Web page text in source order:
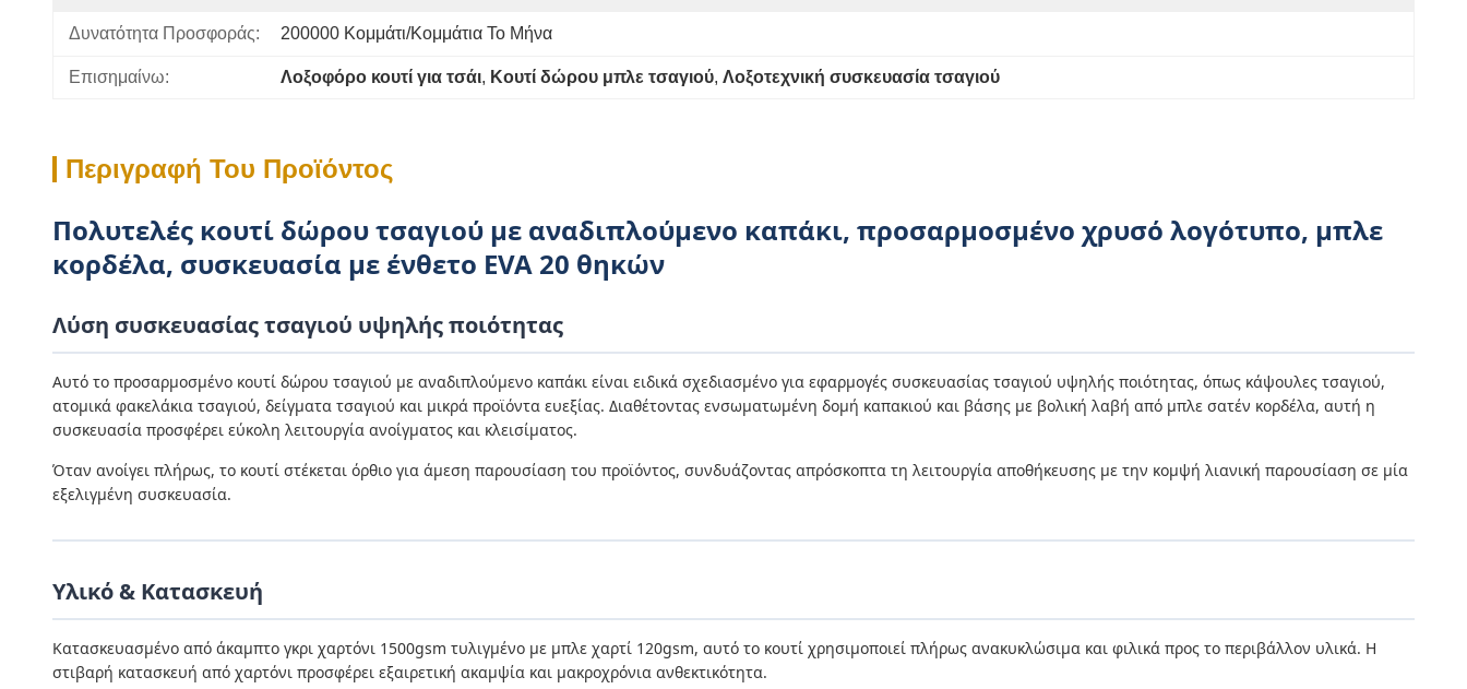
Δυνατότητα Προσφοράς: 200000 Κομμάτι/κομμάτια Το Μήνα
Επισημαίνω: Λοξοφόρο κουτί για τσάι, Κουτί δώρου μπλε τσαγιού, Λοξοτεχνική συσκευασία τσαγιού
Περιγραφή Του Προϊόντος
Πολυτελές κουτί δώρου τσαγιού με αναδιπλούμενο καπάκι, προσαρμοσμένο χρυσό λογότυπο, μπλε
κορδέλα, συσκευασία με ένθετο EVA 20 θηκών
Λύση συσκευασίας τσαγιού υψηλής ποιότητας
Αυτό το προσαρμοσμένο κουτί δώρου τσαγιού με αναδιπλούμενο καπάκι είναι ειδικά σχεδιασμένο για εφαρμογές συσκευασίας τσαγιού υψηλής ποιότητας, όπως κάψουλες τσαγιού,
ατομικά φακελάκια τσαγιού, δείγματα τσαγιού και μικρά προϊόντα ευεξίας. Διαθέτοντας ενσωματωμένη δομή καπακιού και βάσης με βολική λαβή από μπλε σατέν κορδέλα, αυτή η
συσκευασία προσφέρει εύκολη λειτουργία ανοίγματος και κλεισίματος.
Όταν ανοίγει πλήρως, το κουτί στέκεται όρθιο για άμεση παρουσίαση του προϊόντος, συνδυάζοντας απρόσκοπτα τη λειτουργία αποθήκευσης με την κομψή λιανική παρουσίαση σε μία
εξελιγμένη συσκευασία.
Υλικό & Κατασκευή
Κατασκευασμένο από άκαμπτο γκρι χαρτόνι 1500gsm τυλιγμένο με μπλε χαρτί 120gsm, αυτό το κουτί χρησιμοποιεί πλήρως ανακυκλώσιμα και φιλικά προς το περιβάλλον υλικά. Η
στιβαρή κατασκευή από χαρτόνι προσφέρει εξαιρετική ακαμψία και μακροχρόνια ανθεκτικότητα.